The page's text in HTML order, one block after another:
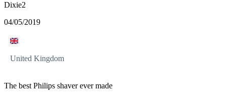
Dixie2
04/05/2019
United Kingdom
The best Philips shaver ever made